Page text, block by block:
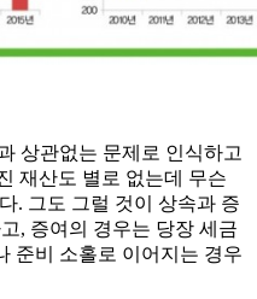
상관없는 문제로 인식하고
재산도 별로 없는데 무슨
. 그도 그럴 것이 상속과 증
, 증여의 경우는 당장 세금
준비 소홀로 이어지는 경우